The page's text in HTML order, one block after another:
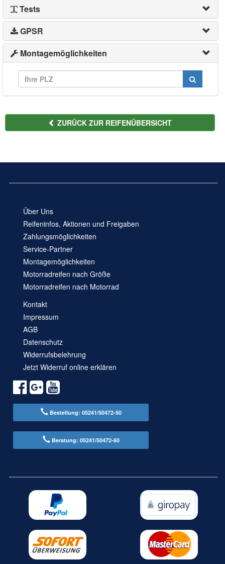
Tests
GPSR
Montagemöglichkeiten
ZURÜCK ZUR REIFENÜBERSICHT
Über Uns
Reifeninfos, Aktionen und Freigaben
Zahlungsmöglichkeiten
Service-Partner
Montagemöglichkeiten
Motorradreifen nach Größe
Motorradreifen nach Motorrad
Kontakt
Impressum
AGB
Datenschutz
Widerrufsbelehrung
Jetzt Widerruf online erklären
Bestellung: 05241/50472-50
Beratung: 05241/50472-60